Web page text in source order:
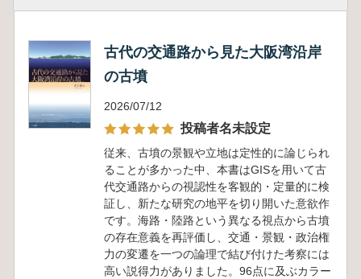
古代の交通路から見た大阪湾沿岸
の古墳
2026/07/12
投稿者名未設定
従来、古墳の景観や立地は定性的に論じられ
ることが多かった中、本書はGISを用いて古
代交通路からの視認性を客観的・定量的に検
証し、新たな研究の地平を切り開いた意欲作
です。海路・陸路という異なる視点から古墳
の存在意義を再評価し、交通・景観・政治権
力の変遷を一つの論理で結び付けた考察には
高い説得力がありました。96点に及ぶカラー